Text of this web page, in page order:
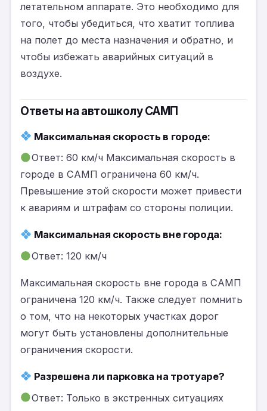
летательном аппарате. Это необходимо для
того, чтобы убедиться, что хватит топлива
на полет до места назначения и обратно, и
чтобы избежать аварийных ситуаций в
воздухе.
Ответы на автошколу САМП
Максимальная скорость в городе:
Ответ: 60 км/ч Максимальная скорость в
городе в САМП ограничена 60 км/ч.
Превышение этой скорости может привести
к авариям и штрафам со стороны полиции.
Максимальная скорость вне города:
Ответ: 120 км/ч
Максимальная скорость вне города в САМП
ограничена 120 км/ч. Также следует помнить
о том, что на некоторых участках дорог
могут быть установлены дополнительные
ограничения скорости.
Разрешена ли парковка на тротуаре?
Ответ: Только в экстренных ситуациях